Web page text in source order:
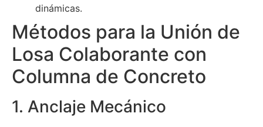
dinámicas.
Métodos para la Unión de
Losa Colaborante con
Columna de Concreto
1. Anclaje Mecánico